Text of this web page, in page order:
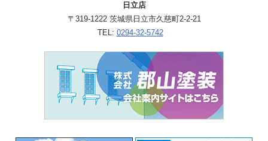
日立店
〒319-1222 茨城県日立市久慈町2-2-21
TEL: 0294-32-5742